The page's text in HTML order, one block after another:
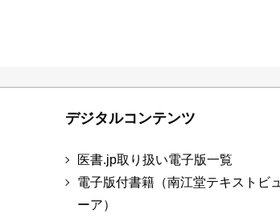
デジタルコンテンツ
医書.jp取り扱い電子版一覧
電子版付書籍（南江堂テキストビュ
ーア）